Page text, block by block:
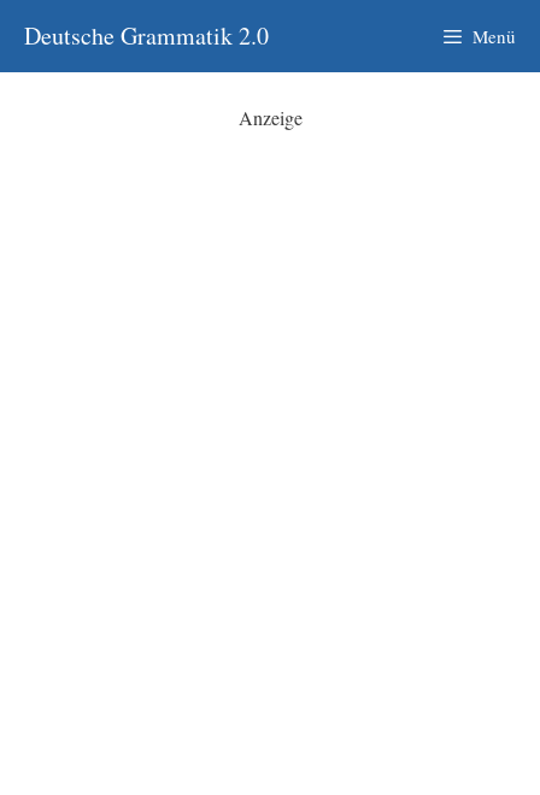
Inhalt
springen
Deutsche Grammatik 2.0 Menü
Anzeige